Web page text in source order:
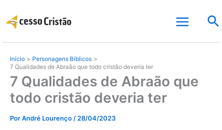
para
conteúdo
Início
Personagens Bíblicos
7 Qualidades de Abraão que todo cristão deveria ter
7 Qualidades de Abraão que
todo cristão deveria ter
PorAndré Lourenço / 28/04/2023